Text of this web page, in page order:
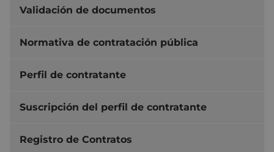
Validación de documentos
Normativa de contratación pública
Perfil de contratante
Suscripción del perfil de contratante
Registro de Contratos